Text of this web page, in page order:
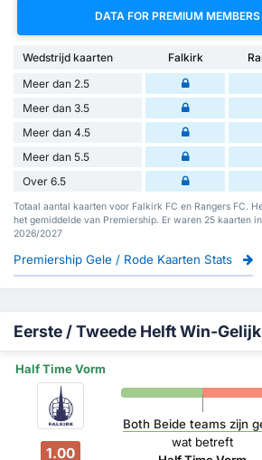
DATA FOR PREMIUM
Wedstrijd kaarten Falkirk
Meer dan 2.5
Meer dan 3.5
Meer dan 4.5
Meer dan 5.5
Over 6.5
Totaal aantal kaarten voor Falkirk FC en Rangers FC.
het gemiddelde van Premiership. Er waren 25 kaarten
2026/2027
Premiership Gele / Rode Kaarten Stats
Eerste / Tweede Helft Win-
Half Time Vorm
1.00
Both Beide teams zijn
wat betreft